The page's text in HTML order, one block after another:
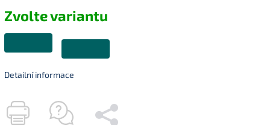
Zvolte variantu
Detailní informace